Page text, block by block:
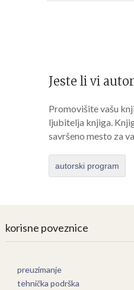
Jeste li vi
Promovišite vašu
ljubitelja knjiga.
savršeno mesto za
autorski program
korisne poveznice
preuzimanje
tehnička podrška